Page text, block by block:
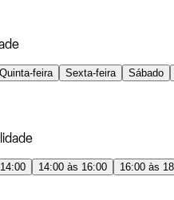
Quinta-feira Sexta-feira Sábado
14:00 às 16:00 16:00 às